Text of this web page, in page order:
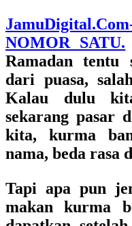
NOMOR SATU.
Ramadan tentu
dari puasa,
Kalau dulu
sekarang pasar
kita, kurma
nama, beda rasa
Tapi apa pun
makan kurma